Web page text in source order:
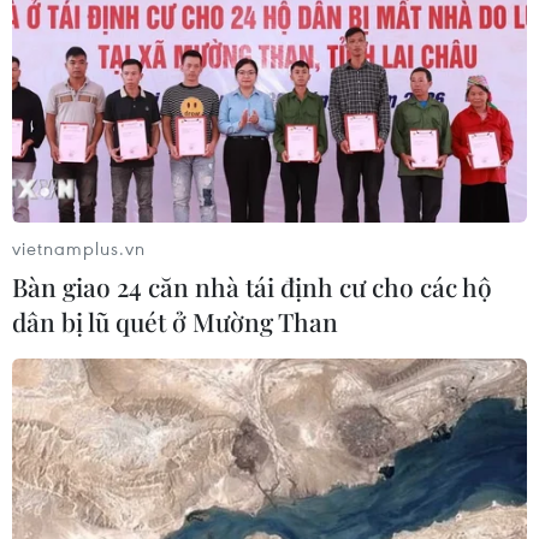
phủ, các bộ ngành sẽ có những giải pháp cụ thể hơn
sau hội nghị này.
Triển lãm Vietship 2018 thu hút nhiều
doanh nghiệp nước ngoài tham gia
vietnamplus.vn
Bàn giao 24 căn nhà tái định cư cho các hộ
dân bị lũ quét ở Mường Than